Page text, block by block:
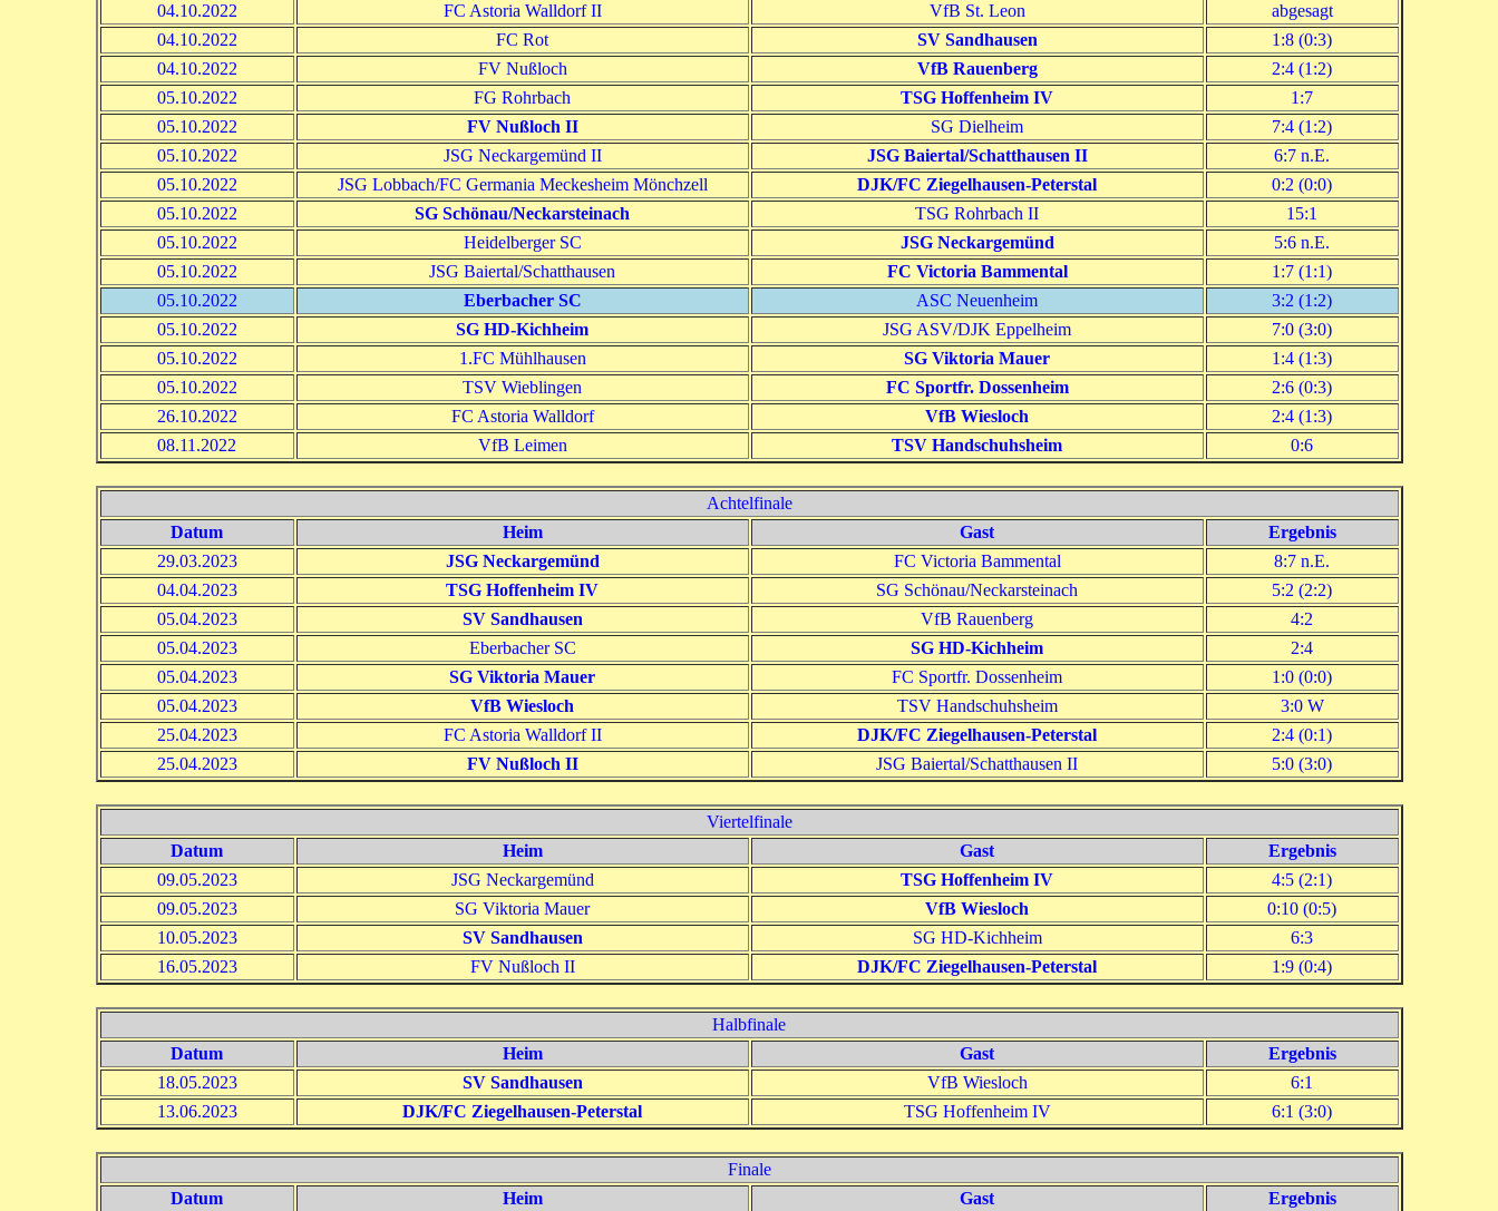
04.10.2022
FC Astoria Walldorf II VfB St. Leon
abgesagt
04.10.2022
FC Rot SV Sandhausen
1:8 (0:3)
04.10.2022
FV Nußloch VfB Rauenberg
2:4 (1:2)
05.10.2022
FG Rohrbach TSG Hoffenheim IV
1:7
05.10.2022
FV Nußloch II SG Dielheim
7:4 (1:2)
05.10.2022
JSG Neckargemünd II JSG Baiertal/Schatthausen II
6:7 n.E.
05.10.2022
JSG Lobbach/FC Germania Meckesheim Mönchzell DJK/FC Ziegelhausen-Peterstal
0:2 (0:0)
05.10.2022
SG Schönau/Neckarsteinach TSG Rohrbach II
15:1
05.10.2022
Heidelberger SC JSG Neckargemünd
5:6 n.E.
05.10.2022
JSG Baiertal/Schatthausen FC Victoria Bammental
1:7 (1:1)
05.10.2022
Eberbacher SC ASC Neuenheim
3:2 (1:2)
05.10.2022
SG HD-Kichheim JSG ASV/DJK Eppelheim
7:0 (3:0)
05.10.2022
1.FC Mühlhausen SG Viktoria Mauer
1:4 (1:3)
05.10.2022
TSV Wieblingen FC Sportfr. Dossenheim
2:6 (0:3)
26.10.2022
FC Astoria Walldorf VfB Wiesloch
2:4 (1:3)
08.11.2022
VfB Leimen TSV Handschuhsheim 0:6
Achtelfinale
Datum
Heim Gast
Ergebnis
29.03.2023
JSG Neckargemünd FC Victoria Bammental
8:7 n.E.
04.04.2023
TSG Hoffenheim IV SG Schönau/Neckarsteinach
5:2 (2:2)
05.04.2023
SV Sandhausen VfB Rauenberg
4:2
05.04.2023
Eberbacher SC SG HD-Kichheim
2:4
05.04.2023
SG Viktoria Mauer FC Sportfr. Dossenheim
1:0 (0:0)
05.04.2023
VfB Wiesloch TSV Handschuhsheim
3:0 W
25.04.2023
FC Astoria Walldorf II DJK/FC Ziegelhausen-Peterstal
2:4 (0:1)
25.04.2023
FV Nußloch II JSG Baiertal/Schatthausen II 5:0 (3:0)
Viertelfinale
Datum
Heim Gast
Ergebnis
09.05.2023
JSG Neckargemünd TSG Hoffenheim IV
4:5 (2:1)
09.05.2023
SG Viktoria Mauer VfB Wiesloch
0:10 (0:5)
10.05.2023
SV Sandhausen SG HD-Kichheim
6:3
16.05.2023
FV Nußloch II DJK/FC Ziegelhausen-Peterstal 1:9 (0:4)
Halbfinale
Datum
Heim Gast
Ergebnis
18.05.2023
SV Sandhausen VfB Wiesloch
6:1
13.06.2023
DJK/FC Ziegelhausen-Peterstal TSG Hoffenheim IV 6:1 (3:0)
Finale
Datum
Heim Gast Ergebnis